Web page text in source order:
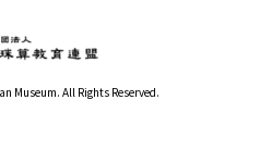
Museum. All Rights Reserved.